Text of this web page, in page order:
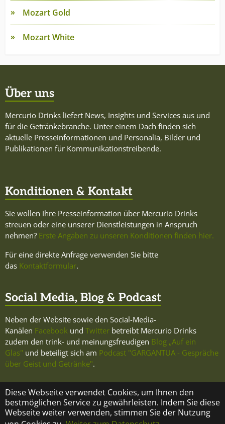
Diese Webseite verwendet Cookies, um Ihnen den
bestmöglichen Service zu gewährleisten. Indem Sie diese
Webseite weiter verwenden, stimmen Sie der Nutzung
Mozart Gold
Mozart White
Über uns
Mercurio Drinks liefert News, Insights und Services aus und
für die Getränkebranche. Unter einem Dach finden sich
aktuelle Presseinformationen und Personalia, Bilder und
Publikationen für Kommunikationstreibende.
Konditionen & Kontakt
Sie wollen Ihre Presseinformation über Mercurio Drinks
streuen oder eine unserer Dienstleistungen in Anspruch
nehmen? Erste Angaben zu unseren Konditionen finden hier.
Für eine direkte Anfrage verwenden Sie bitte
das Kontaktformular.
Social Media, Blog & Podcast
Neben der Website sowie den Social-Media-
Kanälen Facebook und Twitter betreibt Mercurio Drinks
zudem den trink- und meinungsfreudigen Blog „Auf ein
Glas" und beteiligt sich am Podcast "GARGANTUA - Gespräche
über Geist und Getränke".